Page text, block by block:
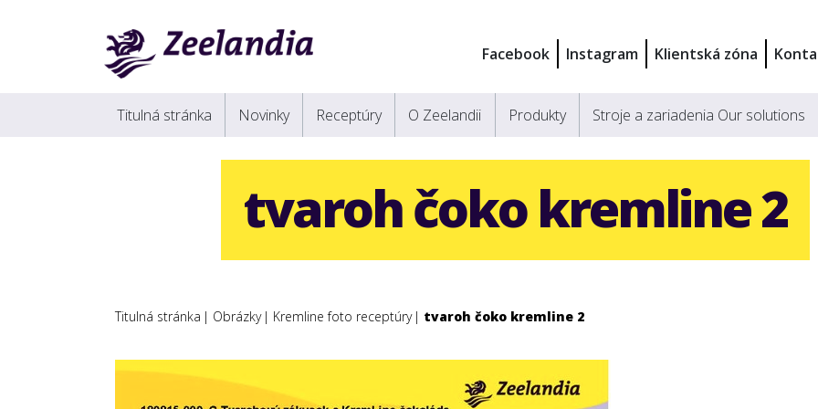
Facebook Instagram Klientská zóna
Titulná stránka Novinky Receptúry O Zeelandii Produkty Stroje a zariadenia Our solutions
tvaroh čoko kremline 2
Titulná stránka Obrázky Kremline foto receptúry tvaroh čoko kremline 2